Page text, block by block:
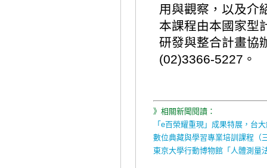
用與觀察，以及介
本課程由本國家型
研發與整合計畫協
(02)3366-5227。
》相關新聞閱讀：
「e百榮耀重現」成果特展，台
數位典藏與學習專業培訓課程（
東京大學行動博物館「人體測